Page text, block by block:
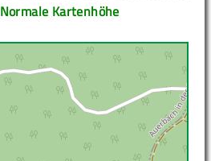
Normale Kartenhöhe